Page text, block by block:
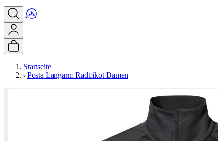
Startseite
Posta Langarm Radtrikot Damen